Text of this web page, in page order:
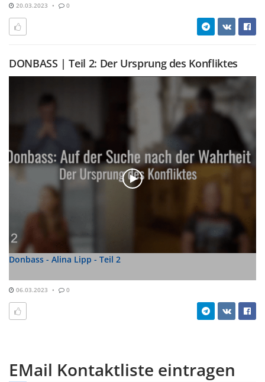
20.03.2023 0
DONBASS | Teil 2: Der Ursprung des Konfliktes
Donbass - Alina Lipp - Teil 2
06.03.2023 0
EMail Kontaktliste eintragen